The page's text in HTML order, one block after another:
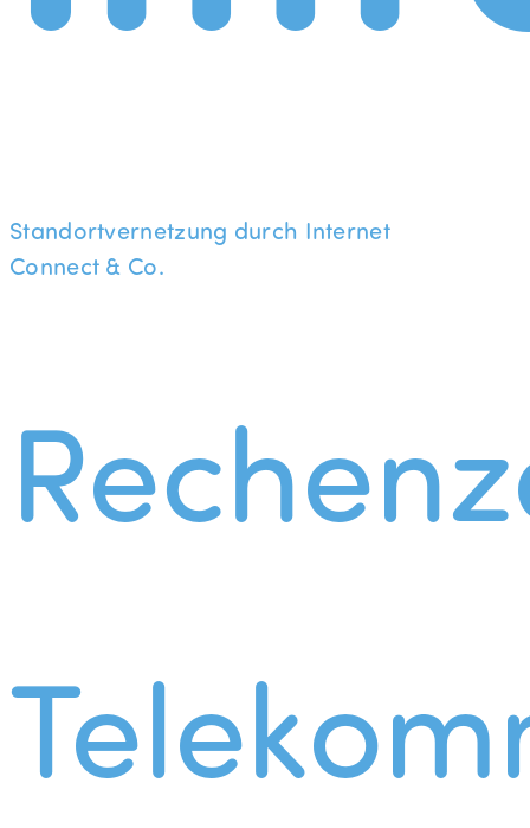
Standortvernetzung durch Internet
Connect & Co.